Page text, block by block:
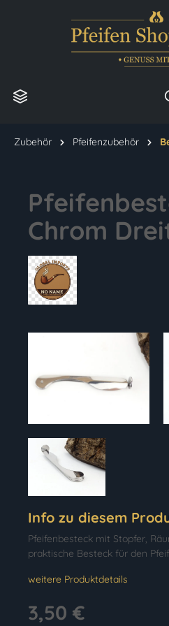
Zubehör Pfeifenzubehör
Chrom
Info zu diesem
Pfeifenbesteck mit Stopfer,
praktische Besteck für den
weitere Produktdetails
3,50 €